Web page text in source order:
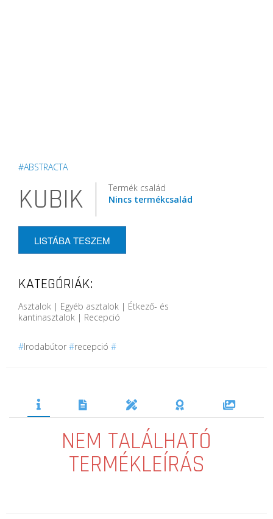
#ABSTRACTA
KUBIK
Termék család
Nincs termékcsalád
LISTÁBA TESZEM
KATEGÓRIÁK:
Asztalok | Egyéb asztalok | Étkező- és
kantinasztalok | Recepció
#Irodabútor #recepció #
NEM TALÁLHATÓ
TERMÉKLEÍRÁS